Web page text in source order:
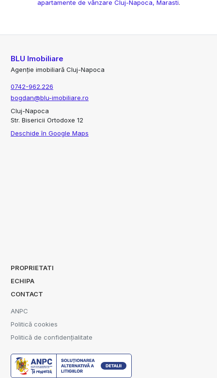
apartamente de vânzare Cluj-Napoca, Marasti.
BLU Imobiliare
Agenție imobiliară Cluj-Napoca
0742-962.226
bogdan@blu-imobiliare.ro
Cluj-Napoca
Str. Bisericii Ortodoxe 12
Deschide în Google Maps
PROPRIETATI
ECHIPA
CONTACT
ANPC
Politică cookies
Politică de confidențialitate